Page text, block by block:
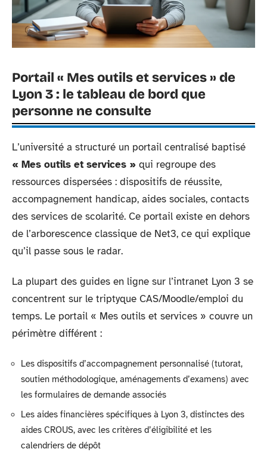
Portail « Mes outils et services » de
Lyon 3 : le tableau de bord que
personne ne consulte
L’université a structuré un portail centralisé baptisé
« Mes outils et services » qui regroupe des
ressources dispersées : dispositifs de réussite,
accompagnement handicap, aides sociales, contacts
des services de scolarité. Ce portail existe en dehors
de l’arborescence classique de Net3, ce qui explique
qu’il passe sous le radar.
La plupart des guides en ligne sur l’intranet Lyon 3 se
concentrent sur le triptyque CAS/Moodle/emploi du
temps. Le portail « Mes outils et services » couvre un
périmètre différent :
Les dispositifs d’accompagnement personnalisé (tutorat,
soutien méthodologique, aménagements d’examens) avec
les formulaires de demande associés
Les aides financières spécifiques à Lyon 3, distinctes des
aides CROUS, avec les critères d’éligibilité et les
calendriers de dépôt